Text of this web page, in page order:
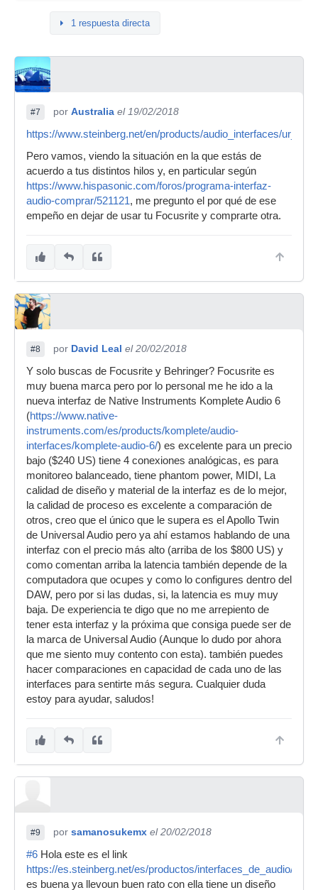
1 respuesta directa
#7 por Australia el 19/02/2018
https://www.steinberg.net/en/products/audio_interfaces/
Pero vamos, viendo la situación en la que estás de
acuerdo a tus distintos hilos y, en particular según
https://www.hispasonic.com/foros/programa-interfaz-
audio-comprar/521121, me pregunto el por qué de ese
empeño en dejar de usar tu Focusrite y comprarte otra.
#8 por David Leal el 20/02/2018
Y solo buscas de Focusrite y Behringer? Focusrite es
muy buena marca pero por lo personal me he ido a la
nueva interfaz de Native Instruments Komplete Audio 6
(https://www.native-
instruments.com/es/products/komplete/audio-
interfaces/komplete-audio-6/) es excelente para un precio
bajo ($240 US) tiene 4 conexiones analógicas, es para
monitoreo balanceado, tiene phantom power, MIDI, La
calidad de diseño y material de la interfaz es de lo mejor,
la calidad de proceso es excelente a comparación de
otros, creo que el único que le supera es el Apollo Twin
de Universal Audio pero ya ahí estamos hablando de una
interfaz con el precio más alto (arriba de los $800 US) y
como comentan arriba la latencia también depende de la
computadora que ocupes y como lo configures dentro del
DAW, pero por si las dudas, si, la latencia es muy muy
baja. De experiencia te digo que no me arrepiento de
tener esta interfaz y la próxima que consiga puede ser de
la marca de Universal Audio (Aunque lo dudo por ahora
que me siento muy contento con esta). también puedes
hacer comparaciones en capacidad de cada uno de las
interfaces para sentirte más segura. Cualquier duda
estoy para ayudar, saludos!
#9 por samanosukemx el 20/02/2018
#6 Hola este es el link
https://es.steinberg.net/es/productos/interfaces_de_audio/
es buena ya llevoun buen rato con ella tiene un diseño